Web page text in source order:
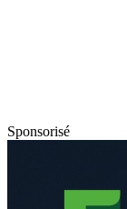
Sponsorisé